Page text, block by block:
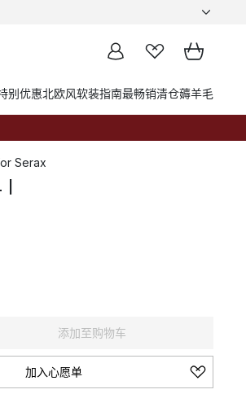
别优惠北欧风软装指南最畅销清仓薅羊毛
Serax
l
添加至购物车
加入心愿单